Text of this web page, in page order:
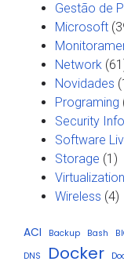
Gestão de
Microsoft
Network
Novidades
Programing
Security
Software
Storage (1)
Virtualization
Wireless (4)
ACI Backup Bash
DNS
Docker